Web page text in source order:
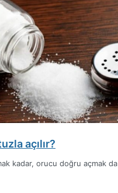
açılır?
kadar, orucu doğru açmak da